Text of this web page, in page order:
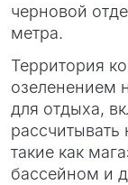
черновой
метра.
Территория
озеленением
для отдыха,
рассчитывать
такие как
бассейном и